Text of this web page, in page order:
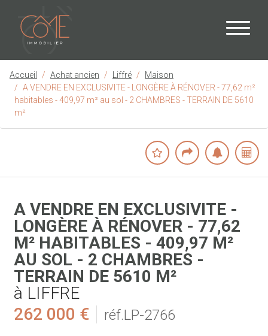
Accueil Achat ancien Liffré
Maison
A VENDRE EN EXCLUSIVITE - LONGÈRE À RÉNOVER - 77,62 m²
habitables - 409,97 m² au sol - 2 CHAMBRES - TERRAIN DE 5610
m²
A VENDRE EN EXCLUSIVITE -
LONGÈRE À RÉNOVER - 77,62
M² HABITABLES - 409,97 M²
AU SOL - 2 CHAMBRES -
TERRAIN DE 5610 M²
à LIFFRE
262 000 €
réf.LP-2766